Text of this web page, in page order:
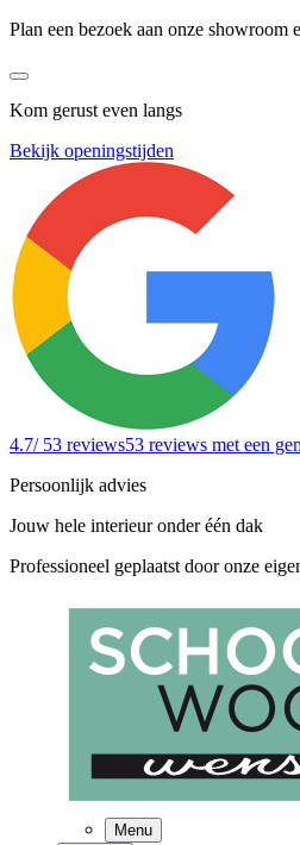
Plan een bezoek aan onze showroom
Kom gerust even langs
Bekijk openingstijden
4.7/ 53 reviews53 reviews met een
Persoonlijk advies
Jouw hele interieur onder één dak
Professioneel geplaatst door onze
Menu